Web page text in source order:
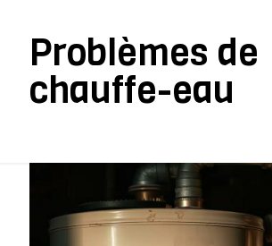
Problèmes de
chauffe-eau